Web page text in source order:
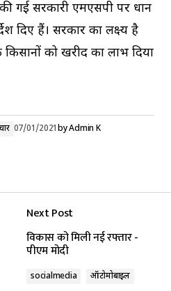
गई सरकारी एमएसपी पर धान
दिए हैं। सरकार का लक्ष्य है
को खरीद का लाभ दिया
07/01/2021byAdmin K
Next Post
विकास को मिली नई रफ्तार -
पीएम मोदी
socialmedia ऑटोमोबाइल